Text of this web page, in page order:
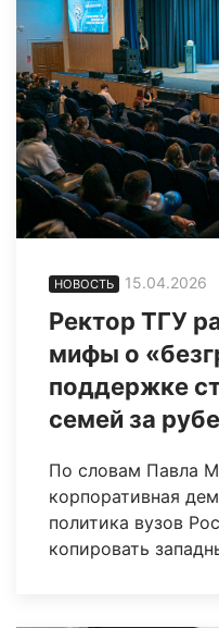
НОВОСТЬ 15.04.2026
Ректор ТГУ
мифы о
поддержке
семей за
По словам Павла
корпоративная
политика вузов
копировать